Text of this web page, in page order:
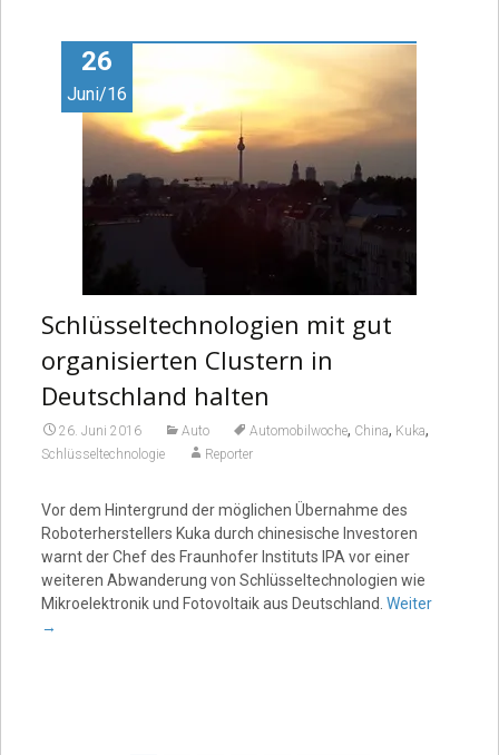
26
Juni/16
Schlüsseltechnologien mit gut
organisierten Clustern in
Deutschland halten
26. Juni 2016 Auto Automobilwoche, China, Kuka,
Schlüsseltechnologie Reporter
Vor dem Hintergrund der möglichen Übernahme des
Roboterherstellers Kuka durch chinesische Investoren
warnt der Chef des Fraunhofer Instituts IPA vor einer
weiteren Abwanderung von Schlüsseltechnologien wie
Mikroelektronik und Fotovoltaik aus Deutschland. Weiter
→